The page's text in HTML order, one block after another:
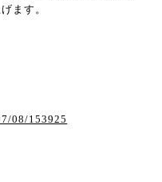
ます。
08/153925